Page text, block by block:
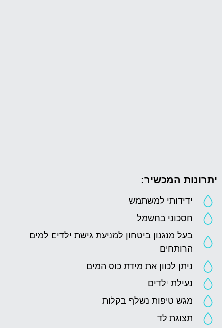
יתרונות המכשיר:
ידידותי למשתמש
חסכוני בחשמל
בעל מנגנון ביטחון למניעת גישת ילדים למים
הרותחים
ניתן לכוון את מידת כוס המים
נעילת ילדים
מגש טיפות נשלף בקלות
תצוגת לד